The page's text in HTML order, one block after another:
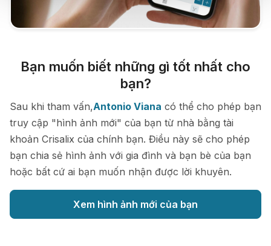
Bạn muốn biết những gì tốt nhất cho
bạn?
Sau khi tham vấn,Antonio Viana có thể cho phép bạn
truy cập "hình ảnh mới" của bạn từ nhà bằng tài
khoản Crisalix của chính bạn. Điều này sẽ cho phép
bạn chia sẻ hình ảnh với gia đình và bạn bè của bạn
hoặc bất cứ ai bạn muốn nhận được lời khuyên.
Xem hình ảnh mới của bạn